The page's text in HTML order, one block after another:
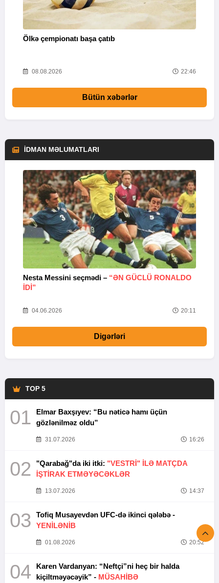
Ölkə çempionatı başa çatıb
08.08.2026 22:46
Bütün xəbərlər
İDMAN MƏLUMATLARI
Nesta Messini seçmədi – “ƏN GÜCLÜ RONALDO
IDI”
04.06.2026 20:11
Digərləri
TOP 5
01
Elmar Baxşıyev: “Bu nəticə hamı üçün
gözlənilməz oldu”
31.07.2026 16:26
02 "Qarabağ"da iki itki: "VESTRİ" İLƏ MATÇDA
İŞTİRAK ETMƏYƏCƏKLƏR
13.07.2026 14:37
03
Tofiq Musayevdən UFC-də ikinci qələbə -
YENİLƏNİB
01.08.2026 20:52
04
Karen Vardanyan: “Neftçi”ni heç bir halda
kiçiltməyəcəyik” - MÜSAHİBƏ